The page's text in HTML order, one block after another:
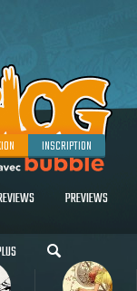
INSCRIPTION
PREVIEWS